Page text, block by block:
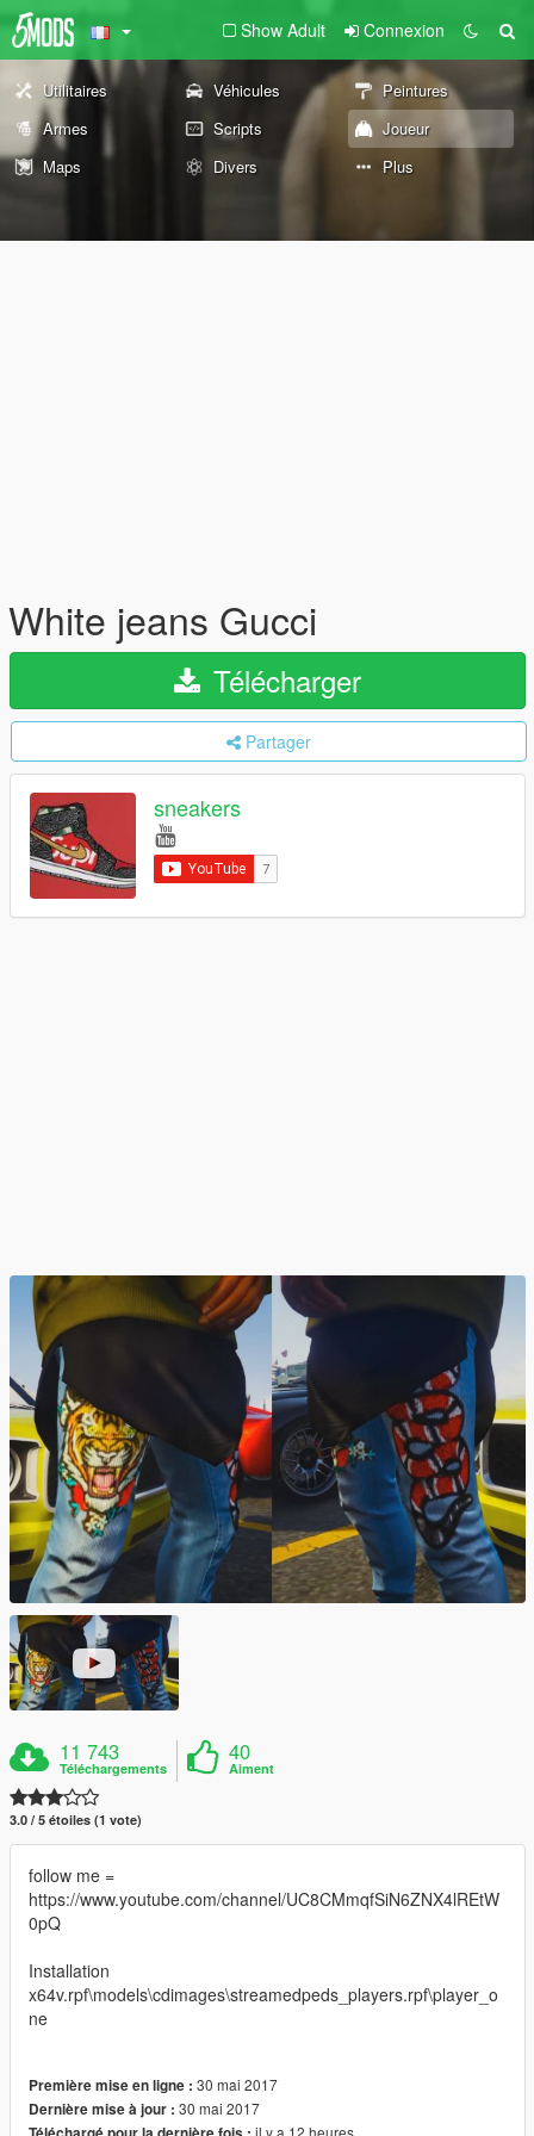
Show Adult Connexion
Utilitaires Véhicules
Peintures
Armes
Scripts
Joueur
Maps
Divers Plus
White jeans Gucci
Télécharger
Partager
sneakers
11 743
Téléchargements
40
Aiment
3.0 / 5 étoiles (1 vote)
follow me =
https://www.youtube.com/channel/UC8CMmqfSiN6ZNX4lREtW
0pQ
Installation
x64v.rpf\models\cdimages\streamedpeds_players.rpf\player_o
ne
Première mise en ligne : 30 mai 2017
Dernière mise à jour : 30 mai 2017